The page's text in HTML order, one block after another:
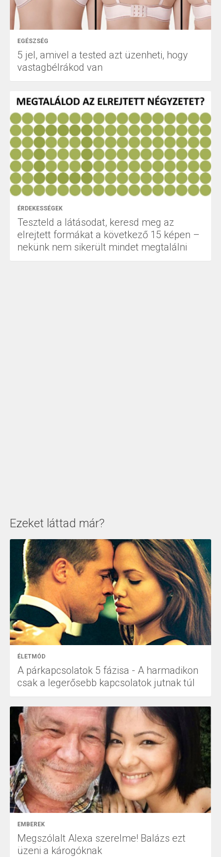
EGÉSZSÉG
5 jel, amivel a tested azt üzenheti, hogy
vastagbélrákod van
ÉRDEKESSÉGEK
Teszteld a látásodat, keresd meg az
elrejtett formákat a következő 15 képen –
nekünk nem sikerült mindet megtalálni
Ezeket láttad már?
ÉLETMÓD
A párkapcsolatok 5 fázisa - A harmadikon
csak a legerősebb kapcsolatok jutnak túl
EMBEREK
Megszólalt Alexa szerelme! Balázs ezt
üzeni a károgóknak